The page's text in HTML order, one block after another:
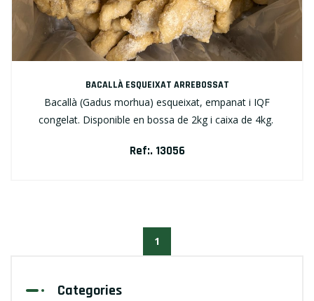
BACALLÀ ESQUEIXAT ARREBOSSAT
Bacallà (Gadus morhua) esqueixat, empanat i IQF
congelat. Disponible en bossa de 2kg i caixa de 4kg.
Ref:. 13056
1
Categories